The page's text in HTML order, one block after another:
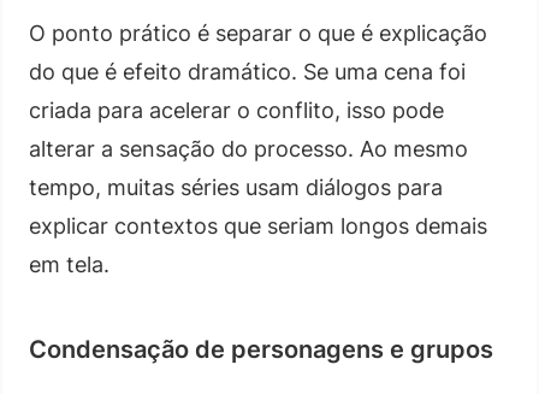
O ponto prático é separar o que é explicação
do que é efeito dramático. Se uma cena foi
criada para acelerar o conflito, isso pode
alterar a sensação do processo. Ao mesmo
tempo, muitas séries usam diálogos para
explicar contextos que seriam longos demais
em tela.
Condensação de personagens e grupos